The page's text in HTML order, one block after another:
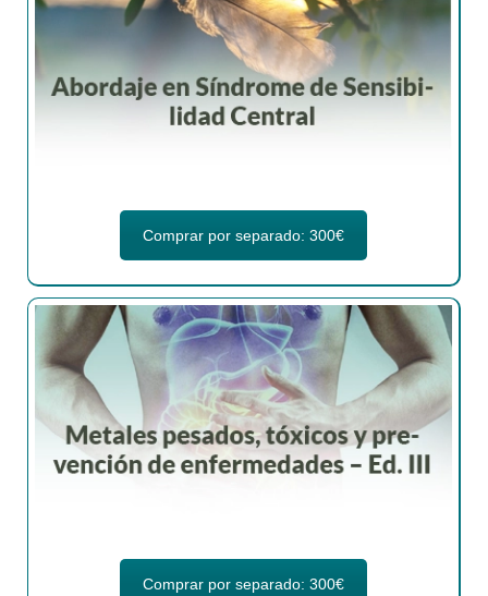
Comprar por separado: 300€
Comprar por separado: 300€